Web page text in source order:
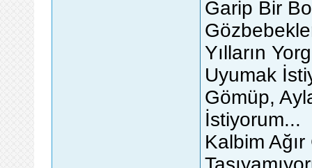
Garip Bir
Yılların
Uyumak
Gömüp,
İstiyorum...
Kalbim